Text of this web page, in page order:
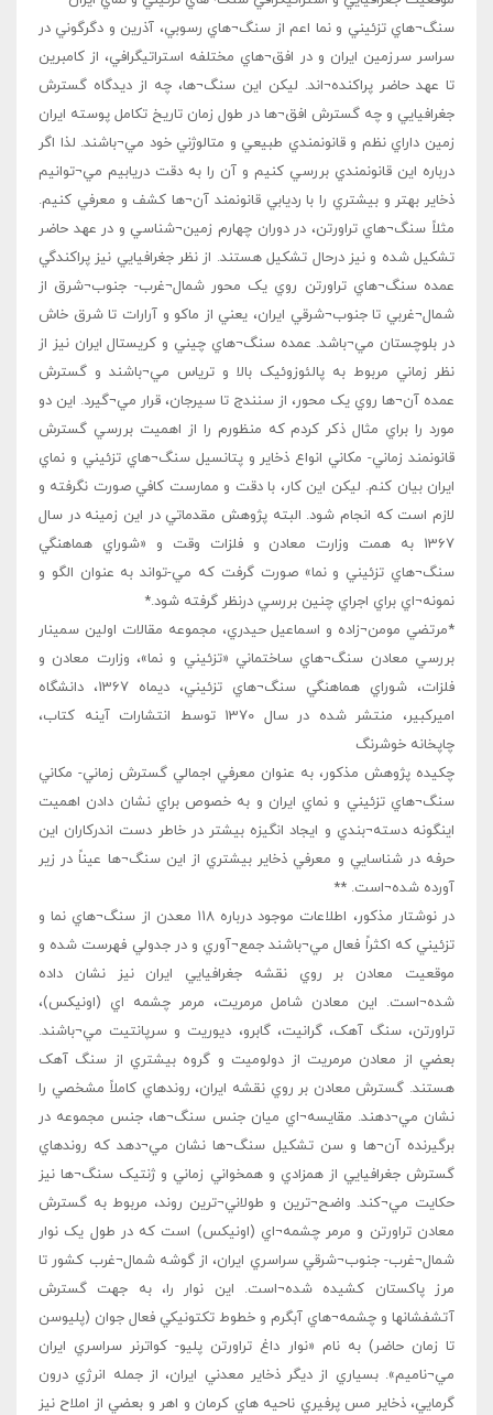
سنگ¬هاي تزئيني و نما اعم از سنگ¬هاي رسوبي، آذرين و دگرگوني در
سراسر سرزمين ايران و در افق¬هاي مختلفه استراتيگرافي، از کامبرين
تا عهد حاضر پراکنده¬اند. ليکن اين سنگ¬ها، چه از ديدگاه گسترش
جغرافيايي و چه گسترش افق¬ها در طول زمان تاريخ تکامل پوسته ايران
زمين داراي نظم و قانونمندي طبيعي و متالوژني خود مي¬باشند. لذا اگر
درباره اين قانونمندي بررسي کنيم و آن را به دقت دريابيم مي¬توانيم
ذخاير بهتر و بيشتري را با رديابي قانونمند آن¬ها کشف و معرفي کنيم.
مثلاً سنگ¬هاي تراورتن، در دوران چهارم زمين¬شناسي و در عهد حاضر
تشکيل شده و نيز درحال تشکيل هستند. از نظر جغرافيايي نيز پراکندگي
عمده سنگ¬هاي تراورتن روي يک محور شمال¬غرب- جنوب¬شرق از
شمال¬غربي تا جنوب¬شرقي ايران، يعني از ماکو و آرارات تا شرق خاش
در بلوچستان مي¬باشد. عمده سنگ¬هاي چيني و کريستال ايران نيز از
نظر زماني مربوط به پالئوزوئيک بالا و ترياس مي¬باشند و گسترش
عمده آن¬ها روي يک محور، از سنندج تا سيرجان، قرار مي¬گيرد. اين دو
مورد را براي مثال ذکر کردم که منظورم را از اهميت بررسي گسترش
قانونمند زماني- مکاني انواع ذخاير و پتانسيل سنگ¬هاي تزئيني و نماي
ايران بيان کنم. ليکن اين کار، با دقت و ممارست کافي صورت نگرفته و
لازم است که انجام شود. البته پژوهش مقدماتي در اين زمينه در سال
1367 به همت وزارت معادن و فلزات وقت و «شوراي هماهنگي
سنگ¬هاي تزئيني و نما» صورت گرفت که مي-تواند به عنوان الگو و
نمونه¬اي براي اجراي چنين بررسي درنظر گرفته شود.*
*مرتضي مومن¬زاده و اسماعيل حيدري، مجموعه مقالات اولين سمينار
بررسي معادن سنگ¬هاي ساختماني «تزئيني و نما»، وزارت معادن و
فلزات، شوراي هماهنگي سنگ¬هاي تزئيني، ديماه 1367، دانشگاه
اميرکبير، منتشر شده در سال 1370 توسط انتشارات آينه کتاب،
چاپخانه خوشرنگ
چکيده پژوهش مذکور، به عنوان معرفي اجمالي گسترش زماني- مکاني
سنگ¬هاي تزئيني و نماي ايران و به خصوص براي نشان دادن اهميت
اينگونه دسته¬بندي و ايجاد انگيزه بيشتر در خاطر دست اندرکاران اين
حرفه در شناسايي و معرفي ذخاير بيشتري از اين سنگ¬ها عيناً در زير
آورده شده¬است. **
در نوشتار مذکور، اطلاعات موجود درباره 118 معدن از سنگ¬هاي نما و
تزئيني که اکثراً فعال مي¬باشند جمع¬آوري و در جدولي فهرست شده و
موقعيت معادن بر روي نقشه جغرافيايي ايران نيز نشان داده
شده¬است. اين معادن شامل مرمريت، مرمر چشمه اي (اونيکس)،
تراورتن، سنگ آهک، گرانيت، گابرو، ديوريت و سرپانتيت مي¬باشند.
بعضي از معادن مرمريت از دولوميت و گروه بيشتري از سنگ آهک
هستند. گسترش معادن بر روي نقشه ايران، روندهاي کاملاً مشخصي را
نشان مي¬دهند. مقايسه¬اي ميان جنس سنگ¬ها، جنس مجموعه در
برگيرنده آن¬ها و سن تشکيل سنگ¬ها نشان مي¬دهد که روندهاي
گسترش جغرافيايي از همزادي و همخواني زماني و ژنتيک سنگ¬ها نيز
حکايت مي¬کند. واضح¬ترين و طولاني¬ترين روند، مربوط به گسترش
معادن تراورتن و مرمر چشمه¬اي (اونيکس) است که در طول يک نوار
شمال¬غرب- جنوب¬شرقي سراسري ايران، از گوشه شمال¬غرب کشور تا
مرز پاکستان کشيده شده¬است. اين نوار را، به جهت گسترش
آتشفشانها و چشمه¬هاي آبگرم و خطوط تکتونيکي فعال جوان (پليوسن
تا زمان حاضر) به نام «نوار داغ تراورتن پليو- کواترنر سراسري ايران
مي¬ناميم». بسياري از ديگر ذخاير معدني ايران، از جمله انرژي درون
گرمايي، ذخاير مس پرفيري ناحيه هاي کرمان و اهر و بعضي از املاح نيز